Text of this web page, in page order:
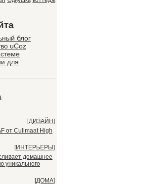
блог
uCoz
для
[ДИЗАЙН]
от Culimaat High
[ИНТЕРЬЕРЫ ]
домашнее
уникального
[ДОМА]